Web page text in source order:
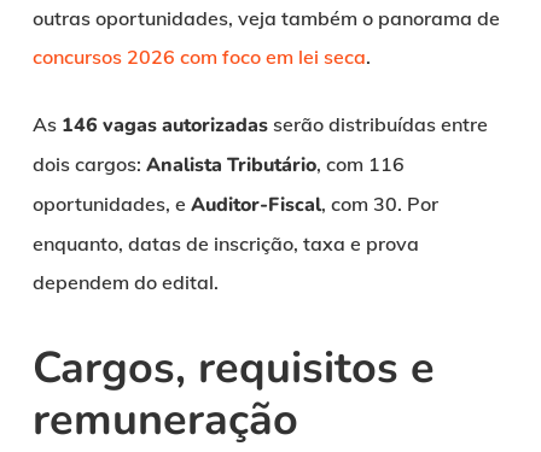
outras oportunidades, veja também o panorama de
concursos 2026 com foco em lei seca.
As 146 vagas autorizadasserão distribuídas entre
dois cargos: Analista Tributário, com 116
oportunidades, e Auditor-Fiscal, com 30. Por
enquanto, datas de inscrição, taxa e prova
dependem do edital.
Cargos, requisitos e
remuneração